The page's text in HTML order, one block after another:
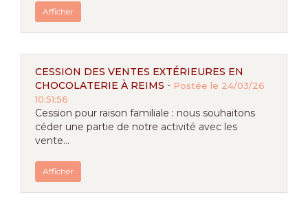
Afficher
CESSION DES VENTES EXTÉRIEURES EN
CHOCOLATERIE À REIMS - Postée le 24/03/26
10:51:56
Cession pour raison familiale : nous souhaitons
céder une partie de notre activité avec les
vente...
Afficher